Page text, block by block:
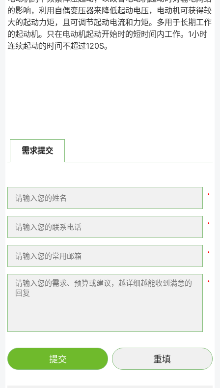
的影响，利用自偶变压器来降低起动电压，电动机可获得较
大的起动力矩，且可调节起动电流和力矩。多用于长期工作
的起动机。只在电动机起动开始时的短时间内工作。1小时
连续起动的时间不超过120S。
需求提交